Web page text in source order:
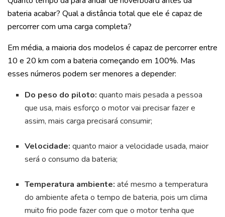
bateria acabar? Qual a distância total que ele é capaz de
percorrer com uma carga completa?
Em média, a maioria dos modelos é capaz de percorrer entre
10 e 20 km com a bateria começando em 100%. Mas
esses números podem ser menores a depender:
Do peso do piloto: quanto mais pesada a pessoa
que usa, mais esforço o motor vai precisar fazer e
assim, mais carga precisará consumir;
Velocidade: quanto maior a velocidade usada, maior
será o consumo da bateria;
Temperatura ambiente:até mesmo a temperatura
do ambiente afeta o tempo de bateria, pois um clima
muito frio pode fazer com que o motor tenha que